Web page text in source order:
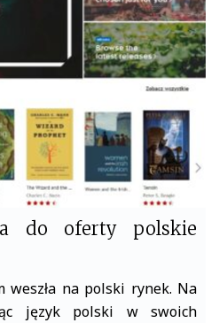
o
o
k
e
r
do oferty polskie
weszła na polski rynek. Na
język polski w swoich